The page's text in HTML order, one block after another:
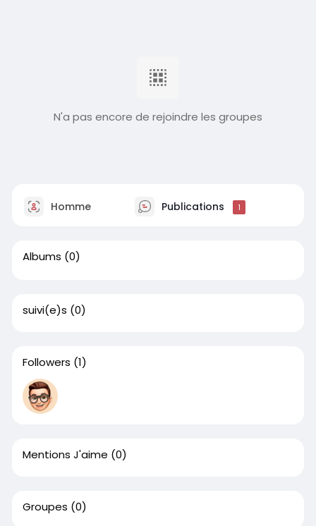
N'a pas encore de rejoindre les groupes
Homme Publications 1
Albums (0)
suivi(e)s (0)
Followers (1)
Mentions J'aime (0)
Groupes (0)